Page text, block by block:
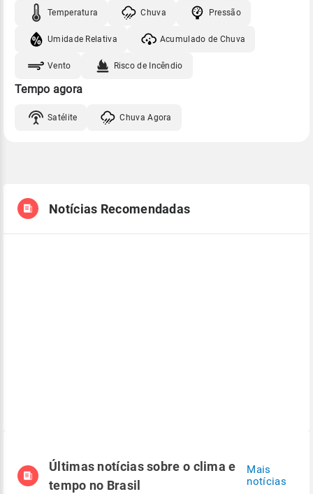
Temperatura Chuva Pressão
Umidade Relativa Acumulado de Chuva
Vento Risco de Incêndio
Tempo agora
Satélite Chuva Agora
Notícias Recomendadas
Últimas notícias sobre o clima e
tempo no Brasil
Mais
notícias